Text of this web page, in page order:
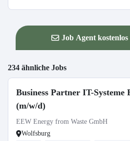
Job Agent
234 ähnliche Jobs
Business Partner IT-Systeme
(m/w/d)
EEW Energy from Waste GmbH
Wolfsburg